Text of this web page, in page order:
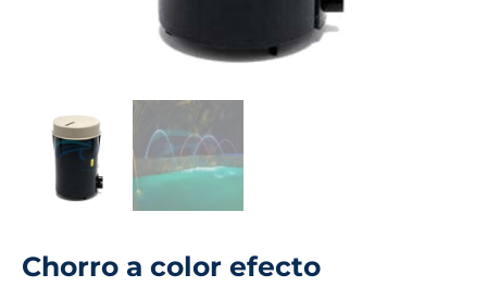
Chorro a color efecto